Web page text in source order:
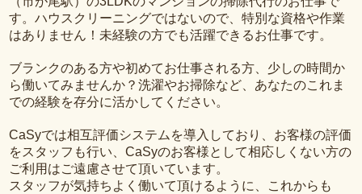
す。ハウスクリーニングではないので、特別な資格や作業
はありません！未経験の方でも活躍できるお仕事です。
ブランクのある方や初めてお仕事される方、少しの時間か
ら働いてみませんか？洗濯やお掃除など、あなたのこれま
での経験を存分に活かしてください。
CaSyでは相互評価システムを導入しており、お客様の評価
をスタッフも行い、CaSyのお客様として相応しくない方の
ご利用はご遠慮させて頂いています。
スタッフが気持ちよく働いて頂けるように、これからも